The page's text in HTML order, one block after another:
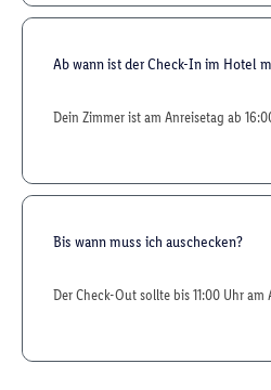
Ab wann ist der Check-In im Hotel
Dein Zimmer ist am Anreisetag ab
Bis wann muss ich auschecken?
Der Check-Out sollte bis 11:00 Uhr